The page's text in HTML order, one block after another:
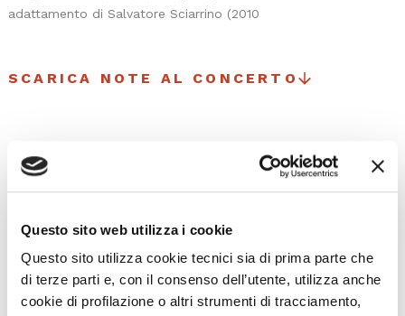
Questo sito web utilizza i cookie
Questo sito utilizza cookie tecnici sia di prima parte che
di terze parti e, con il consenso dell’utente, utilizza anche
cookie di profilazione o altri strumenti di tracciamento,
adattamento di Salvatore Sciarrino (2010
SCARICA NOTE AL CONCERTO
Gli appuntamenti della settimana
IL CALENDARIO COMPLETO